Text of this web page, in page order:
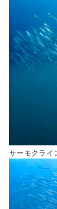
サーモクライ